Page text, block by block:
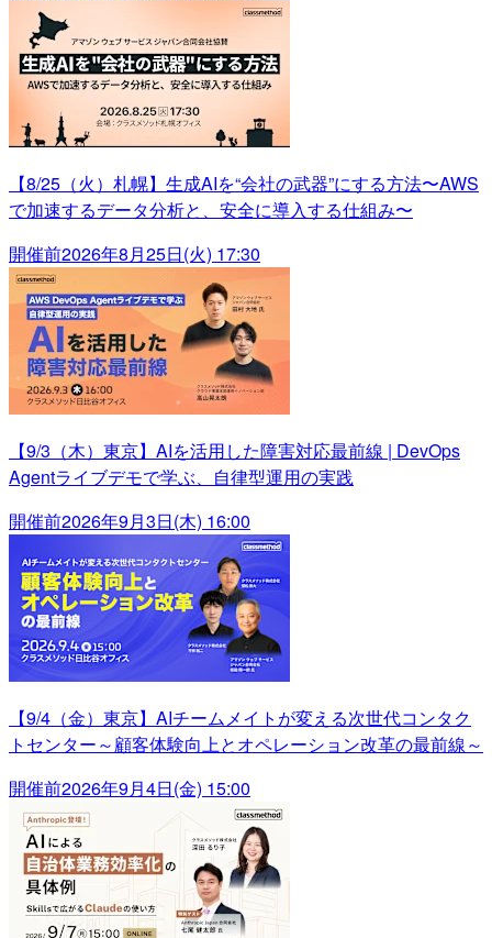
【8/25（火）札幌】生成AIを“会社の武器”にする方法〜AWS
で加速するデータ分析と、安全に導入する仕組み〜
開催前2026年8月25日(火) 17:30
【9/3（木）東京】AIを活用した障害対応最前線 | DevOps
Agentライブデモで学ぶ、自律型運用の実践
開催前2026年9月3日(木) 16:00
【9/4（金）東京】AIチームメイトが変える次世代コンタク
トセンター～顧客体験向上とオペレーション改革の最前線～
開催前2026年9月4日(金) 15:00